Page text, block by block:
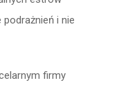
i nie
firmy